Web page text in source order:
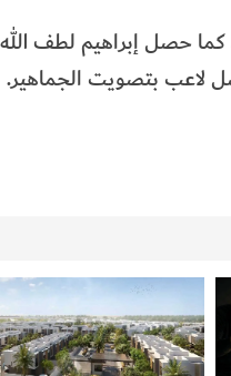
حصل إبراهيم لطف
لاعب بتصويت الجماهير.